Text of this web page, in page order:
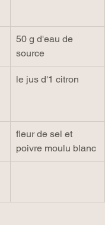
50 g d'eau de
source
le jus d'1 citron
fleur de sel et
poivre moulu blanc